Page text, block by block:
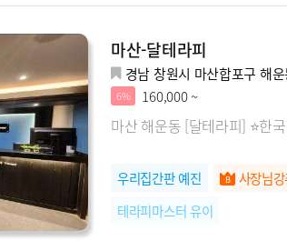
마산-달테라피
경남 창원시 마산합포구 해
6% 160,000 ~
마산 해운동 [달테라피] ⭐한
우리집간판 예진 사장님
테라피마스터 유이